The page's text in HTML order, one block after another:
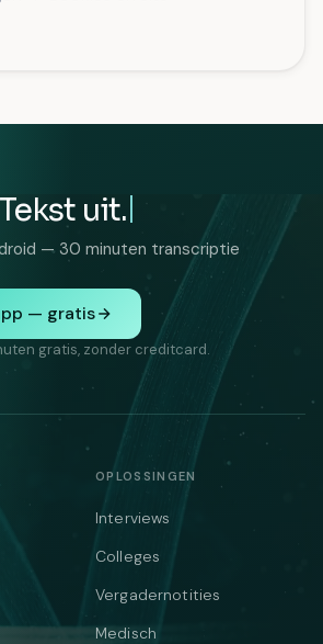
uit.
— 30 minuten transcriptie
— gratis
gratis, zonder creditcard.
OPLOSSINGEN
Interviews
Colleges
Vergadernotities
Medisch